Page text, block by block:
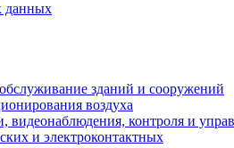
данных
зданий и сооружений
воздуха
контроля и
и электроконтактных